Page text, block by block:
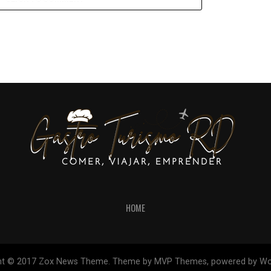
HOME
© 2017 Zox News Theme. Theme by MVP Themes, powered by